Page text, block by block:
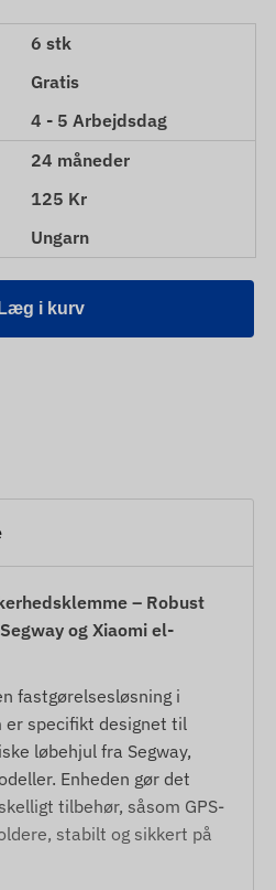
6 stk
Gratis
4 - 5 Arbejdsdag
24 måneder
125 Kr
Ungarn
Læg i kurv
– Robust
og Xiaomi el-
fastgørelsesløsning i
specifikt designet til
løbehjul fra Segway,
Enheden gør det
tilbehør, såsom GPS-
stabilt og sikkert på